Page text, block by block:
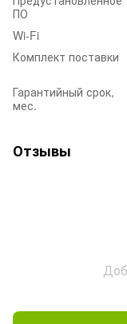
ПО
Wi-Fi
Комплект поставки
Гарантийный срок,
мес.
Отзывы